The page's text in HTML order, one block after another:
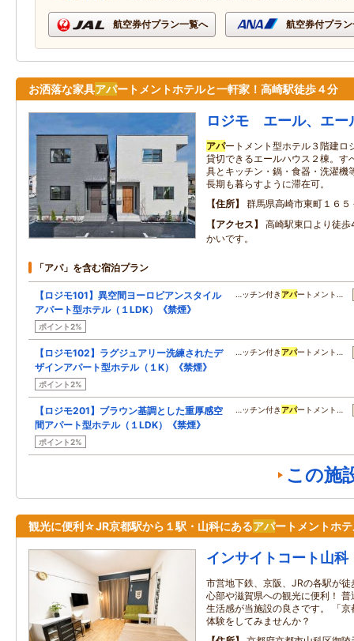
航空券付プラン一覧へ 航空券付プラ
お洒落な家具アパートメントホテルと一軒家！高崎駅徒歩４分
ロジモ エール、エー
アパートメント型ホテル３階建ロ
貸切できるエールハウス２棟。す
具とキッチン・鍋・食器・洗濯機
長期も暮らすように滞在可。
住所
群馬県高崎市東町１６５
アクセス
高崎駅東口より徒
かいです。
「アパ」を含む宿泊プラン
【ロジモ101】異空間ヨーロピアンスタイル
アパート型ホテル（１LDK）《禁煙》
ポイント2%
…ッチン付き アパートメント…
【ロジモ102】ラグジュアリー洗練されたデ
ザインアパート型ホテル（１K）《禁煙》
ポイント2%
…ッチン付き アパートメント…
【ロジモ201】ブラウン基調とした重厚感空
間アパート型ホテル（１LDK）《禁煙》
ポイント2%
…ッチン付き アパートメント…
この施
観光に便利☆JR京都駅から１駅・山科にあるアパートメントホ
インサイトコート山科
市営地下鉄、京阪、JRの各駅が
心部や滋賀県への観光に便利！
生活感が当施設の良さです。 「
体験をしてみませんか？